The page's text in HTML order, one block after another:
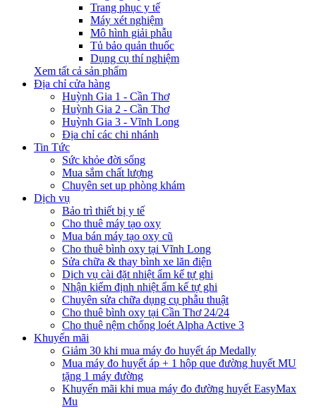
Trang phục y tế
Máy xét nghiệm
Mô hình giải phẫu
Tủ bảo quản thuốc
Dụng cụ thí nghiệm
Xem tất cả sản phẩm
Địa chỉ cửa hàng
Huỳnh Gia 1 - Cần Thơ
Huỳnh Gia 2 - Cần Thơ
Huỳnh Gia 3 - Vĩnh Long
Địa chỉ các chi nhánh
Tin Tức
Sức khỏe đời sống
Mua sắm chất lượng
Chuyên set up phòng khám
Dịch vụ
Bảo trì thiết bị y tế
Cho thuê máy tạo oxy
Mua bán máy tạo oxy cũ
Cho thuê bình oxy tại Vĩnh Long
Sửa chữa & thay bình xe lăn điện
Dịch vụ cài đặt nhiệt ẩm kế tự ghi
Nhận kiểm định nhiệt ẩm kế tự ghi
Chuyên sửa chữa dụng cụ phẫu thuật
Cho thuê bình oxy tại Cần Thơ 24/24
Cho thuê nệm chống loét Alpha Active 3
Khuyến mãi
Giảm 30 khi mua máy đo huyết áp Medally
Mua máy đo huyết áp + 1 hộp que đường huyết MU
tặng 1 máy đường
Khuyến mãi khi mua máy đo đường huyết EasyMax
Mu